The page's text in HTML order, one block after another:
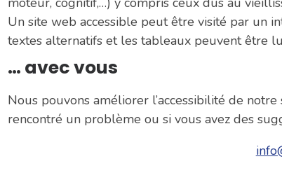
Un site web accessible peut être visité par un
textes alternatifs et les tableaux peuvent être
… avec vous
Nous pouvons améliorer l’accessibilité de
rencontré un problème ou si vous avez des